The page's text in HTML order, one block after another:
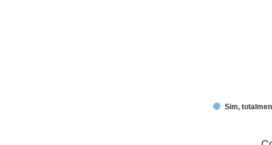
Sim,
Como você avalia o